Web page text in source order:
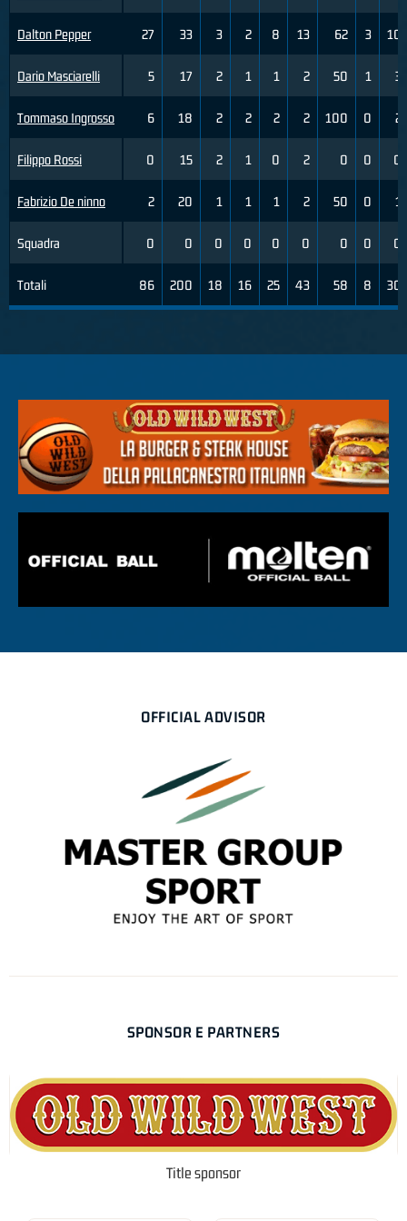
Dalton Pepper
Dario Masciarelli
Tommaso Ingrosso
Filippo Rossi
Fabrizio De ninno
Squadra
Totali
27 33 3 2 8 13 62 3 10
5 17 2 1 1 2 50 1 3
6 18 2 2 2 2 100 0 2
0 15 2 1 0 2 0 0 0
2 20 1 1 1 2 50 0 1
0 0 0 0 0 0 0 0 0
86 200 18 16 25 43 58 8 30
OFFICIAL ADVISOR
SPONSOR E PARTNERS
Title sponsor